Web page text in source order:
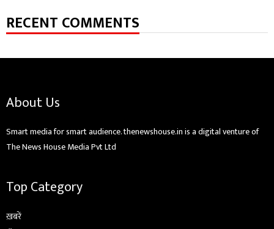
RECENT COMMENTS
About Us
Smart media for smart audience. thenewshouse.in is a digital venture of
The News House Media Pvt Ltd
Top Category
ख़बरें